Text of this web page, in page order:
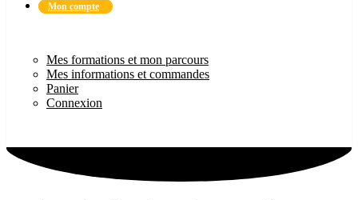
Mon compte
Mes formations et mon parcours
Mes informations et commandes
Panier
Connexion